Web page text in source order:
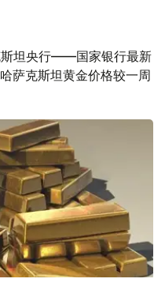
斯坦央行——国家银行最新
萨克斯坦黄金价格较一周